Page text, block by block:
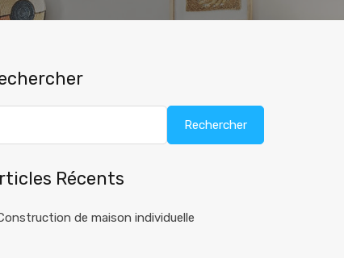
Rechercher
Récents
de maison individuelle